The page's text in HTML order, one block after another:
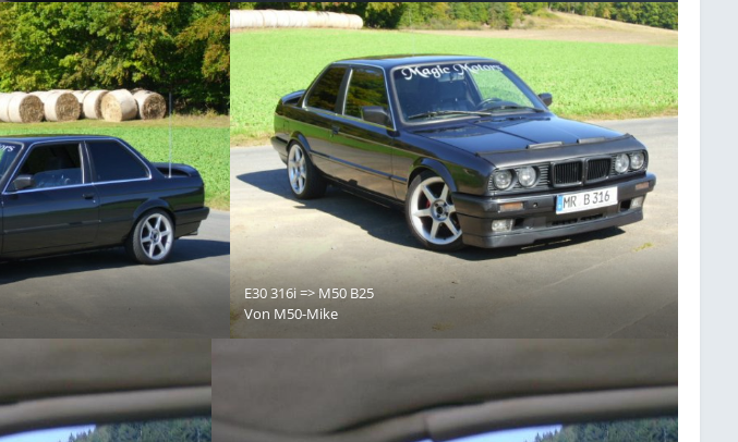
E30 316i => M50 B25
Von M50-Mike